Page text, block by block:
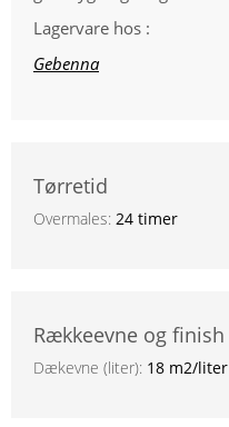
Lagervare hos :
Gebenna
Tørretid
Overmales: 24 timer
Rækkeevne og finish
Dækevne (liter): 18 m2/liter